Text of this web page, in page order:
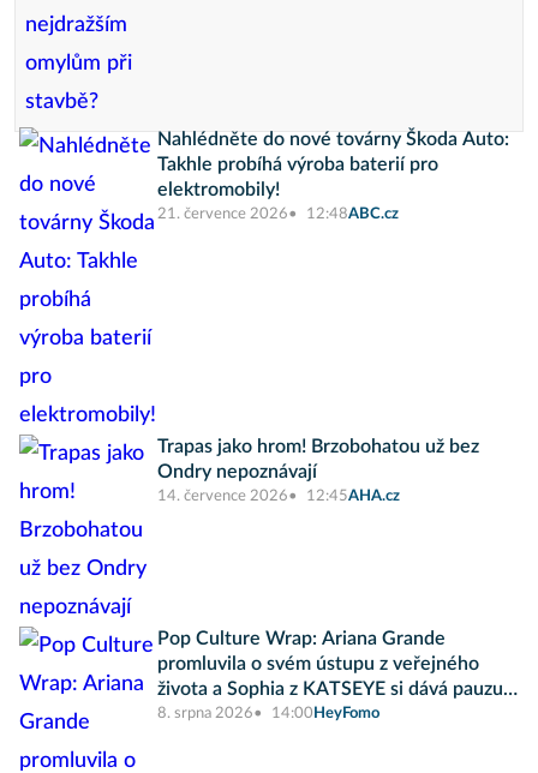
Nahlédněte do nové továrny Škoda Auto:
Takhle probíhá výroba baterií pro
elektromobily!
21. července 2026 12:48ABC.cz
Trapas jako hrom! Brzobohatou už bez
Ondry nepoznávají
14. července 2026 12:45AHA.cz
Pop Culture Wrap: Ariana Grande
promluvila o svém ústupu z veřejného
života a Sophia z KATSEYE si dává pauzu
od skupiny
8. srpna 2026 14:00 HeyFomo